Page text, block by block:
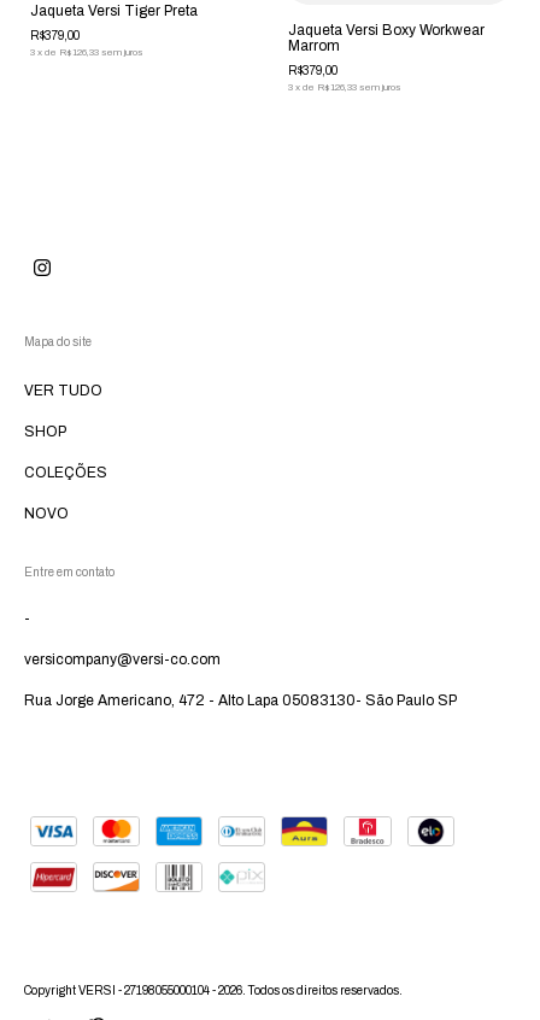
Jaqueta Versi Tiger Preta
R$379,00
3 x de R$126,33 sem juros
Jaqueta Versi Boxy Workwear
Marrom
R$379,00
3 x de R$126,33 sem juros
Mapa do site
VER TUDO
SHOP
COLEÇÕES
NOVO
Entre em contato
-
versicompany@versi-co.com
Rua Jorge Americano, 472 - Alto Lapa 05083130- São Paulo SP
Copyright VERSI - 27198055000104 - 2026. Todos os direitos reservados.